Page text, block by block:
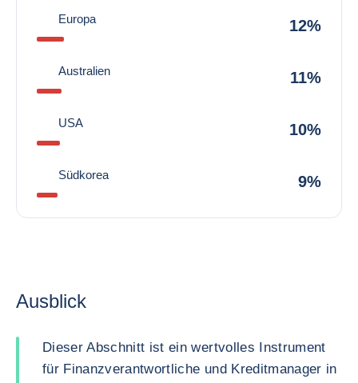
Europa 12%
Australien 11%
USA 10%
Südkorea 9%
Ausblick
Dieser Abschnitt ist ein wertvolles Instrument
für Finanzverantwortliche und Kreditmanager in